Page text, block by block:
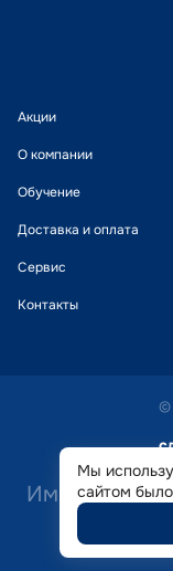
Акции
О компании
Обучение
Доставка и оплата
Сервис
Контакты
©
Имеются
Мы
сайтом